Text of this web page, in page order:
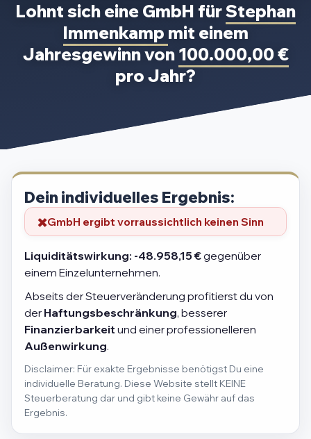
Lohnt sich eine GmbH fürStephan
Immenkamp mit einem
Jahresgewinn von 100.000,00 €
pro Jahr?
Dein individuelles Ergebnis:
GmbH ergibt vorraussichtlich keinen Sinn
Liquiditätswirkung: -48.958,15 €gegenüber
einem Einzelunternehmen.
Abseits der Steuerveränderung profitierst du von
der Haftungsbeschränkung, besserer
Finanzierbarkeit und einer professionelleren
Außenwirkung.
Disclaimer: Für exakte Ergebnisse benötigst Du eine
individuelle Beratung. Diese Website stellt KEINE
Steuerberatung dar und gibt keine Gewähr auf das
Ergebnis.